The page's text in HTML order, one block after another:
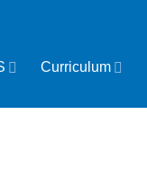
Curriculum